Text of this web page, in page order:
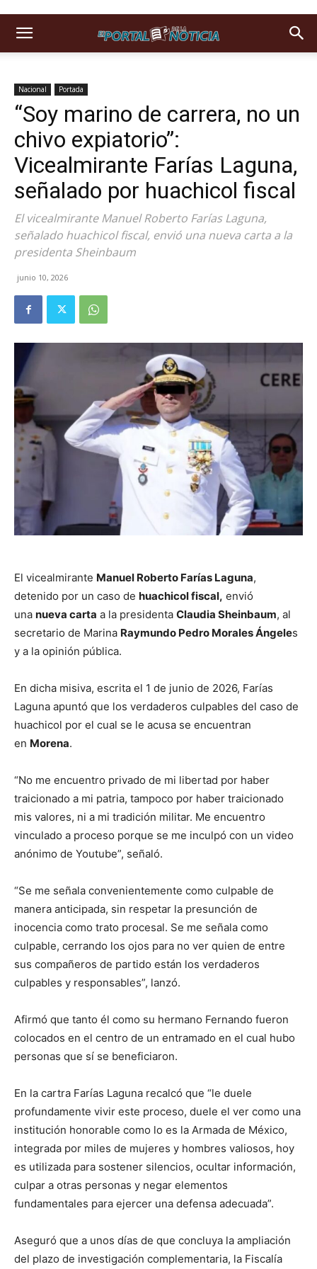
Nacional Portada
“Soy marino de carrera, no un
chivo expiatorio”:
Vicealmirante Farías Laguna,
señalado por huachicol fiscal
El vicealmirante Manuel Roberto Farías Laguna,
señalado huachicol fiscal, envió una nueva carta a la
presidenta Sheinbaum
junio 10, 2026
El vicealmirante Manuel Roberto Farías Laguna,
detenido por un caso de huachicol fiscal, envió
una nueva carta a la presidenta Claudia Sheinbaum, al
secretario de Marina Raymundo Pedro Morales Ángeles
y a la opinión pública.
En dicha misiva, escrita el 1 de junio de 2026, Farías
Laguna apuntó que los verdaderos culpables del caso de
huachicol por el cual se le acusa se encuentran
en Morena.
“No me encuentro privado de mi libertad por haber
traicionado a mi patria, tampoco por haber traicionado
mis valores, ni a mi tradición militar. Me encuentro
vinculado a proceso porque se me inculpó con un video
anónimo de Youtube”, señaló.
“Se me señala convenientemente como culpable de
manera anticipada, sin respetar la presunción de
inocencia como trato procesal. Se me señala como
culpable, cerrando los ojos para no ver quien de entre
sus compañeros de partido están los verdaderos
culpables y responsables”, lanzó.
Afirmó que tanto él como su hermano Fernando fueron
colocados en el centro de un entramado en el cual hubo
personas que sí se beneficiaron.
En la cartra Farías Laguna recalcó que “le duele
profundamente vivir este proceso, duele el ver como una
institución honorable como lo es la Armada de México,
integrada por miles de mujeres y hombres valiosos, hoy
es utilizada para sostener silencios, ocultar información,
culpar a otras personas y negar elementos
fundamentales para ejercer una defensa adecuada”.
Aseguró que a unos días de que concluya la ampliación
del plazo de investigación complementaria, la Fiscalía